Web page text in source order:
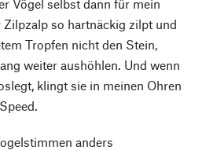
Vögel selbst dann für mein
Zilpzalp so hartnäckig zilpt und
Tropfen nicht den Stein,
weiter aushöhlen. Und wenn
klingt sie in meinen Ohren
anders